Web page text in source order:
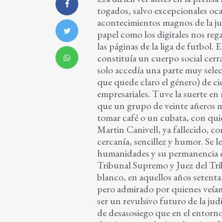
togados, salvo excepcionales
acontecimientos magnos de la
papel como los digitales nos
las páginas de la liga de futbol.
constituía un cuerpo social
solo accedía una parte muy
que quede claro el género) de
empresariales. Tuve la suerte
que un grupo de veinte añeros
tomar café o un cubata, con
Martin Canivell, ya fallecido,
cercanía, sencillez y humor. Se
humanidades y su
Tribunal Supremo y Juez del
blanco, en aquellos años
pero admirado por quienes
ser un revulsivo futuro de la
de desasosiego que en el